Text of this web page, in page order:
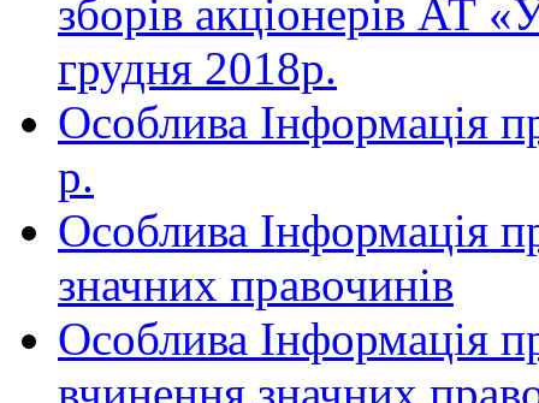
зборів акціонерів АТ
грудня 2018р.
Особлива Інформація
р.
Особлива Інформація
значних правочинів
Особлива Інформація
вчинення значних